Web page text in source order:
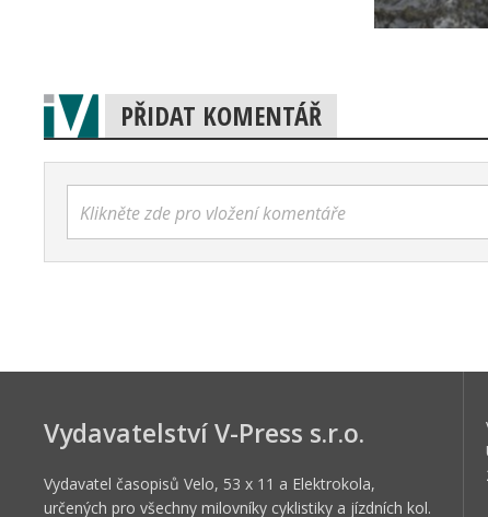
PŘIDAT KOMENTÁŘ
Klikněte zde pro vložení komentáře
Vydavatelství V-Press s.r.o.
Vydavatel časopisů Velo, 53 x 11 a Elektrokola,
určených pro všechny milovníky cyklistiky a jízdních kol.